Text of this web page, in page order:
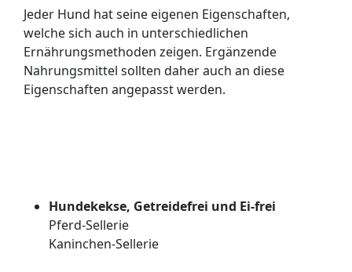
Jeder Hund hat seine eigenen Eigenschaften,
welche sich auch in unterschiedlichen
Ernährungsmethoden zeigen. Ergänzende
Nahrungsmittel sollten daher auch an diese
Eigenschaften angepasst werden.
Hundekekse, Getreidefrei und Ei-frei
Pferd-Sellerie
Kaninchen-Sellerie